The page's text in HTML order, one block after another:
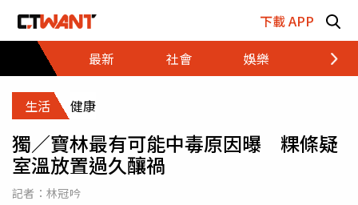
下載 APP
最新
社會 娛樂 財經
生活 健康
獨／寶林最有可能中毒原因曝 粿條疑
室溫放置過久釀禍
記者： 林冠吟